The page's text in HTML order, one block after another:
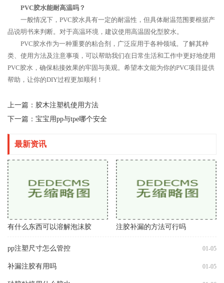
PVC胶水能耐高温吗？
一般情况下，PVC胶水具有一定的耐温性，但具体耐温范围要根据产
品说明书来判断。对于高温环境，建议使用高温固化型胶水。
PVC胶水作为一种重要的粘合剂，广泛应用于各种领域。了解其种
类、使用方法及注意事项，可以帮助我们在日常生活和工作中更好地使用
PVC胶水，确保粘接效果的牢固与美观。希望本文能为你的PVC项目提供
帮助，让你的DIY过程更加顺利！
上一篇： 胶木注塑机使用方法
下一篇： 宝宝用pp与tpe哪个安全
最新资讯
有什么东西可以溶解泡沫胶 注胶补漏的方法可行吗
pp注塑尺寸怎么管控 01-05
补漏注胶有用吗 01-05